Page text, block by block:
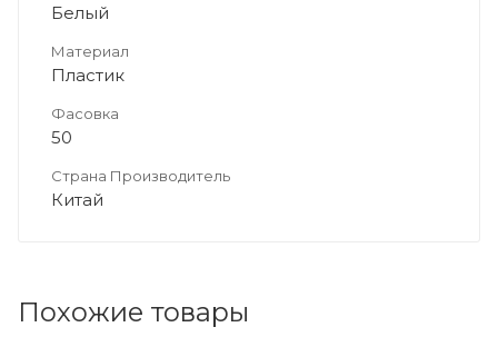
Белый
Материал
Пластик
Фасовка
50
Страна Производитель
Китай
Похожие товары